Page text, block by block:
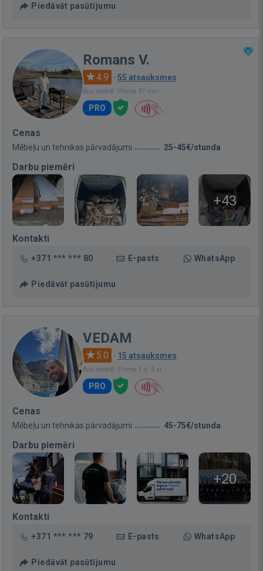
Piedāvāt pasūtījumu
Romans V.
4.9 · 55 atsauksmes
Bija vietnē: Pirms 37 min.
PRO
Cenas
Mēbeļu un tehnikas pārvadājumi 25-45€/stunda
Darbu piemēri
+43
Kontakti
+371 *** *** 80 E-pasts WhatsApp
Piedāvāt pasūtījumu
VEDAM
5.0 · 15 atsauksmes
Bija vietnē: Pirms 1 d. 5 st.
PRO
Cenas
Mēbeļu un tehnikas pārvadājumi 45-75€/stunda
Darbu piemēri
+20
Kontakti
+371 *** *** 79 E-pasts WhatsApp
Piedāvāt pasūtījumu